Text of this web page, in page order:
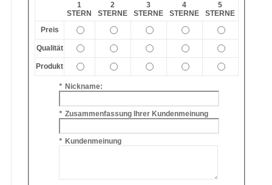
1
STERN
2
STERNE
3
STERNE
4
STERNE
5
STERNE
Preis
Qualität
Produkt
* Nickname:
* Zusammenfassung Ihrer Kundenmeinung
* Kundenmeinung